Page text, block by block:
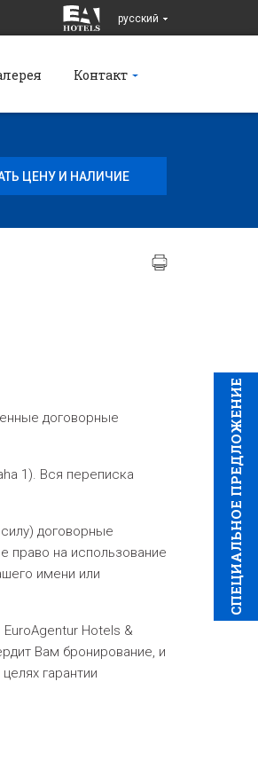
pусский
Контакт
CПЕЦИAЛЬНОЕ ПРЕДЛОЖЕНИЕ
договорные
1). Вся переписка
договорные
право на использование
имени или
Hotels &
Вам бронирование, и
гарантии